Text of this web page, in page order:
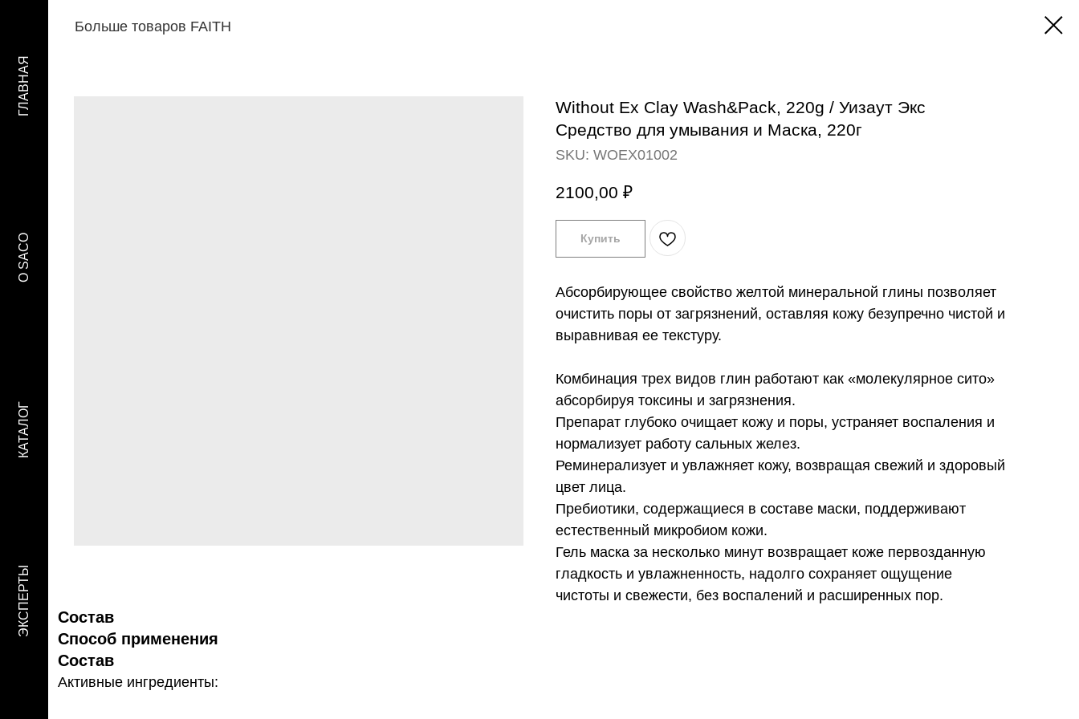
Больше товаров FAITH
Without Ex Clay Wash&Pack, 220g / Уизаут Экс
Средство для умывания и Маска, 220г
SKU: WOEX01002
2100,00 ₽
Купить
Абсорбирующее свойство желтой минеральной глины позволяет
очистить поры от загрязнений, оставляя кожу безупречно чистой и
выравнивая ее текстуру.
Комбинация трех видов глин работают как «молекулярное сито»
абсорбируя токсины и загрязнения.
Препарат глубоко очищает кожу и поры, устраняет воспаления и
нормализует работу сальных желез.
Реминерализует и увлажняет кожу, возвращая свежий и здоровый
цвет лица.
Пребиотики, содержащиеся в составе маски, поддерживают
естественный микробиом кожи.
Гель маска за несколько минут возвращает коже первозданную
гладкость и увлажненность, надолго сохраняет ощущение
чистоты и свежести, без воспалений и расширенных пор.
Состав
Способ применения
Состав
Активные ингредиенты:
ЭКСПЕРТЫ
КАТАЛОГ
O SACO
ГЛАВНАЯ